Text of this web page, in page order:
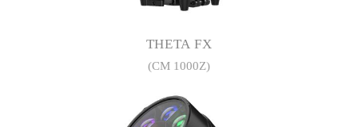
THETA FX
(CM 1000Z)